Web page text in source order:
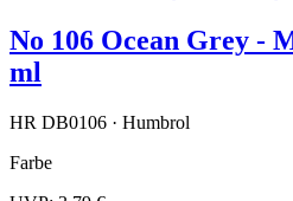
No 106 Ocean Grey -
ml
HR DB0106 · Humbrol
Farbe